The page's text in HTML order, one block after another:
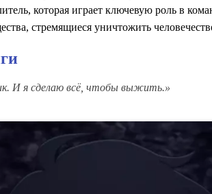
которая играет ключевую роль в
стремящиеся уничтожить
И я сделаю всё, чтобы выжить.»